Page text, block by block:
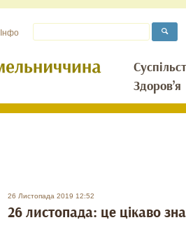
Здоров’я
Інфо
26 Листопада 2019 12:52
26 листопада: це цікаво